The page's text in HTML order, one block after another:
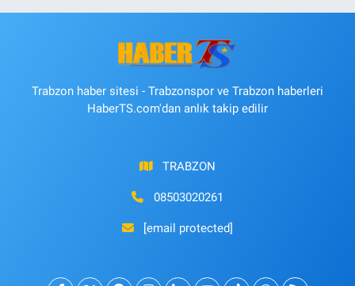
Trabzon haber sitesi - Trabzonspor ve Trabzon haberleri
HaberTS.com'dan anlık takip edilir
TRABZON
08503020261
[email protected]